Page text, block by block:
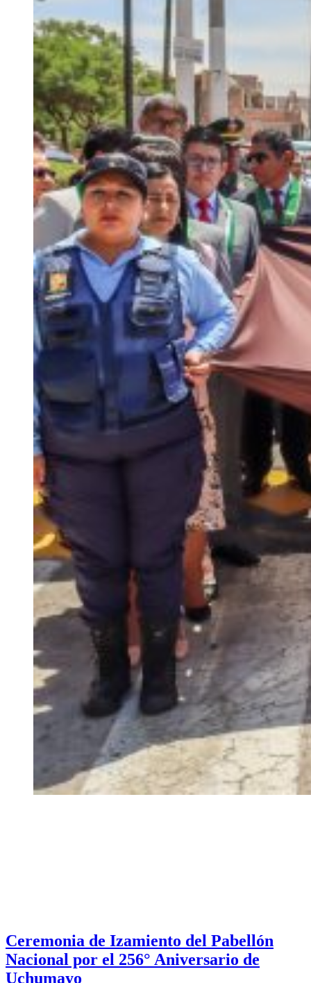
Ceremonia de Izamiento del Pabellón
Nacional por el 256° Aniversario de
Uchumayo